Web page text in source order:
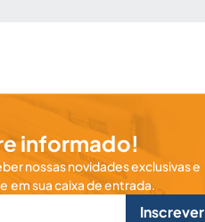
informado!
nossas novidades exclusivas e
sua caixa de entrada.
Inscrever